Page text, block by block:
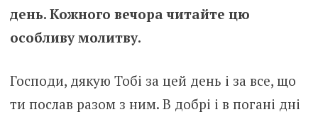
день. Кожного вечора читайте цю
особливу молитву.
Господи, дякую Тобі за цей день і за все, що
ти послав разом з ним. В добрі і в погані дні